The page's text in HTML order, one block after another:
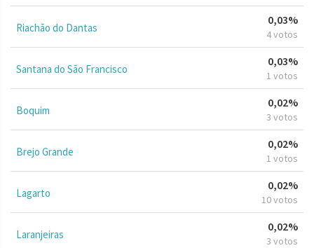
Riachão do Dantas
0,03%
4 votos
Santana do São Francisco
0,03%
1 votos
Boquim
0,02%
3 votos
Brejo Grande
0,02%
1 votos
Lagarto
0,02%
10 votos
Laranjeiras
0,02%
3 votos